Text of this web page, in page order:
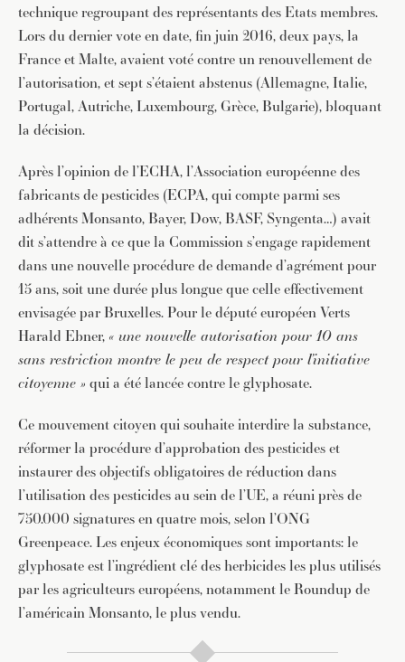
technique regroupant des représentants des Etats membres.
Lors du dernier vote en date, fin juin 2016, deux pays, la
France et Malte, avaient voté contre un renouvellement de
l’autorisation, et sept s’étaient abstenus (Allemagne, Italie,
Portugal, Autriche, Luxembourg, Grèce, Bulgarie), bloquant
la décision.
Après l’opinion de l’ECHA, l’Association européenne des
fabricants de pesticides (ECPA, qui compte parmi ses
adhérents Monsanto, Bayer, Dow, BASF, Syngenta…) avait
dit s’attendre à ce que la Commission s’engage rapidement
dans une nouvelle procédure de demande d’agrément pour
15 ans, soit une durée plus longue que celle effectivement
envisagée par Bruxelles. Pour le député européen Verts
Harald Ebner, « une nouvelle autorisation pour 10 ans
sans restriction montre le peu de respect pour l’initiative
citoyenne » qui a été lancée contre le glyphosate.
Ce mouvement citoyen qui souhaite interdire la substance,
réformer la procédure d’approbation des pesticides et
instaurer des objectifs obligatoires de réduction dans
l’utilisation des pesticides au sein de l’UE, a réuni près de
750.000 signatures en quatre mois, selon l’ONG
Greenpeace. Les enjeux économiques sont importants: le
glyphosate est l’ingrédient clé des herbicides les plus utilisés
par les agriculteurs européens, notamment le Roundup de
l’américain Monsanto, le plus vendu.